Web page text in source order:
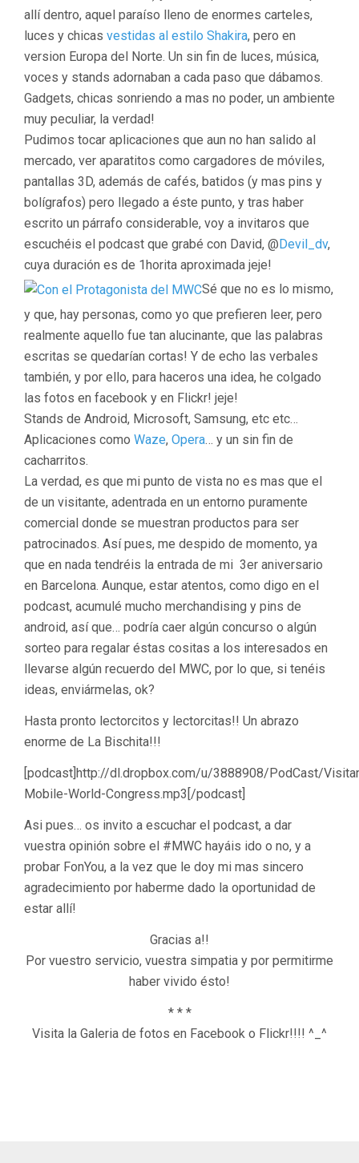
allí dentro, aquel paraíso lleno de enormes carteles,
luces y chicas vestidas al estilo Shakira, pero en
version Europa del Norte. Un sin fin de luces, música,
voces y stands adornaban a cada paso que dábamos.
Gadgets, chicas sonriendo a mas no poder, un ambiente
muy peculiar, la verdad!
Pudimos tocar aplicaciones que aun no han salido al
mercado, ver aparatitos como cargadores de móviles,
pantallas 3D, además de cafés, batidos (y mas pins y
bolígrafos) pero llegado a éste punto, y tras haber
escrito un párrafo considerable, voy a invitaros que
escuchéis el podcast que grabé con David, @Devil_dv,
cuya duración es de 1horita aproximada jeje!
Sé que no es lo mismo,
y que, hay personas, como yo que prefieren leer, pero
realmente aquello fue tan alucinante, que las palabras
escritas se quedarían cortas! Y de echo las verbales
también, y por ello, para haceros una idea, he colgado
las fotos en facebook y en Flickr! jeje!
Stands de Android, Microsoft, Samsung, etc etc…
Aplicaciones como Waze, Opera… y un sin fin de
cacharritos.
La verdad, es que mi punto de vista no es mas que el
de un visitante, adentrada en un entorno puramente
comercial donde se muestran productos para ser
patrocinados. Así pues, me despido de momento, ya
que en nada tendréis la entrada de mi 3er aniversario
en Barcelona. Aunque, estar atentos, como digo en el
podcast, acumulé mucho merchandising y pins de
android, así que… podría caer algún concurso o algún
sorteo para regalar éstas cositas a los interesados en
llevarse algún recuerdo del MWC, por lo que, si tenéis
ideas, enviármelas, ok?
Hasta pronto lectorcitos y lectorcitas!! Un abrazo
enorme de La Bischita!!!
[podcast]http://dl.dropbox.com/u/3888908/PodCast/
Mobile-World-Congress.mp3[/podcast]
Asi pues… os invito a escuchar el podcast, a dar
vuestra opinión sobre el #MWC hayáis ido o no, y a
probar FonYou, a la vez que le doy mi mas sincero
agradecimiento por haberme dado la oportunidad de
estar allí!
Gracias a!!
Por vuestro servicio, vuestra simpatia y por permitirme
haber vivido ésto!
* * *
Visita la Galeria de fotos en Facebook o Flickr!!!! ^_^